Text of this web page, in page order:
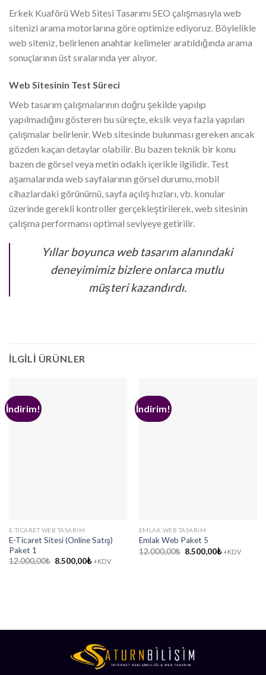
Erkek Kuaförü Web Sitesi Tasarımı SEO çalışmasıyla web
sitenizi arama motorlarına göre optimize ediyoruz. Böylelikle
web siteniz, belirlenen anahtar kelimeler aratıldığında arama
sonuçlarının üst sıralarında yer alıyor.
Web Sitesinin Test Süreci
Web tasarım çalışmalarının doğru şekilde yapılıp
yapılmadığını gösteren bu süreçte, eksik veya fazla yapılan
çalışmalar belirlenir. Web sitesinde bulunması gereken ancak
gözden kaçan detaylar olabilir. Bu bazen teknik bir konu
bazen de görsel veya metin odaklı içerikle ilgilidir. Test
aşamalarında web sayfalarının görsel durumu, mobil
cihazlardaki görünümü, sayfa açılış hızları, vb. konular
üzerinde gerekli kontroller gerçekleştirilerek, web sitesinin
çalışma performansı optimal seviyeye getirilir.
Yıllar boyunca web tasarım alanındaki
deneyimimiz bizlere onlarca mutlu
müşteri kazandırdı.
İLGILI ÜRÜNLER
İndirim!
E-TICARET WEB TASARIM
E-Ticaret Sitesi (Online Satış)
Paket 1
12.000,00₺ Orijinal
8.500,00₺Şu
+KDV
İndirim!
EMLAK WEB TASARIM
Emlak Web Paket 5
12.000,00₺ Orijinal
8.500,00₺Şu
+KDV